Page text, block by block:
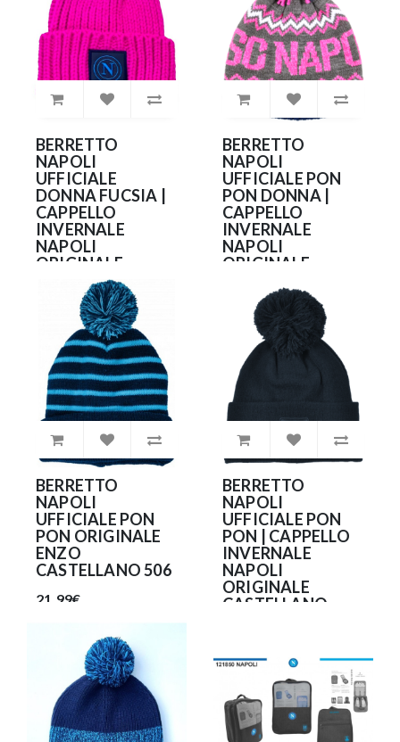
BERRETTO
NAPOLI
UFFICIALE
DONNA FUCSIA |
CAPPELLO
INVERNALE
NAPOLI
ORIGINALE
CASTELLANO
FUXIA
35.90€
BERRETTO
NAPOLI
UFFICIALE PON
PON DONNA |
CAPPELLO
INVERNALE
NAPOLI
ORIGINALE
35.90€
BERRETTO
NAPOLI
UFFICIALE PON
PON ORIGINALE
ENZO
CASTELLANO 506
21.99€
BERRETTO
NAPOLI
UFFICIALE PON
PON | CAPPELLO
INVERNALE
NAPOLI
ORIGINALE
CASTELLANO